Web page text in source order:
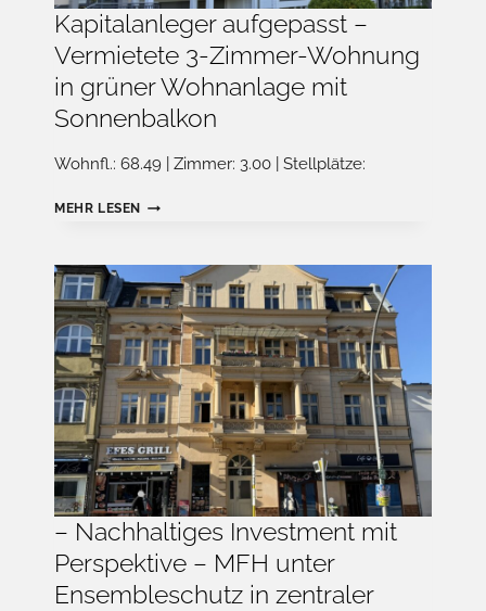
Kapitalanleger aufgepasst –
Vermietete 3-Zimmer-Wohnung
in grüner Wohnanlage mit
Sonnenbalkon
Wohnfl.: 68.49 | Zimmer: 3.00 | Stellplätze:
MEHR LESEN
KAPITALANLEGER
VERMIETETE
3-
ZIMMER-
WOHNUNG
IN
GRÜNER
WOHNANLAGE
MIT
SONNENBALKON
– Nachhaltiges Investment mit
Perspektive – MFH unter
Ensembleschutz in zentraler